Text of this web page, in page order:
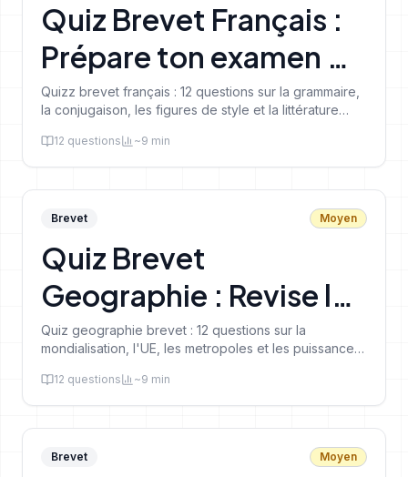
Quiz Brevet Français :
Prépare ton examen de
3ème
Quizz brevet français : 12 questions sur la grammaire,
la conjugaison, les figures de style et la littérature
12 questions ~9 min
Brevet Moyen
Quiz Brevet
Geographie : Revise le
programme de 3eme
Quiz geographie brevet : 12 questions sur la
mondialisation, l'UE, les metropoles et les puissances
12 questions ~9 min
Brevet Moyen